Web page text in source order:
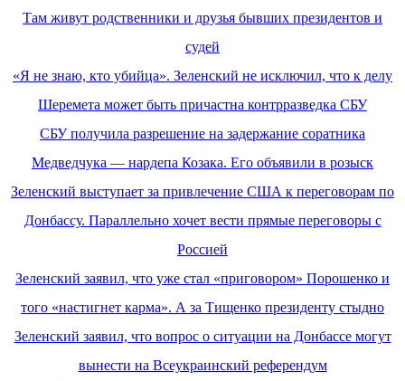
Там живут родственники и друзья бывших президентов и
судей
«Я не знаю, кто убийца». Зеленский не исключил, что к делу
Шеремета может быть причастна контрразведка СБУ
СБУ получила разрешение на задержание соратника
Медведчука — нардепа Козака. Его объявили в розыск
Зеленский выступает за привлечение США к переговорам по
Донбассу. Параллельно хочет вести прямые переговоры с
Россией
Зеленский заявил, что уже стал «приговором» Порошенко и
того «настигнет карма». А за Тищенко президенту стыдно
Зеленский заявил, что вопрос о ситуации на Донбассе могут
вынести на Всеукраинский референдум